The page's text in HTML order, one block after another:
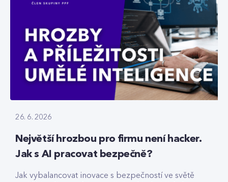
26. 6. 2026
Největší hrozbou pro firmu není hacker.
Jak s AI pracovat bezpečně?
Jak vybalancovat inovace s bezpečností ve světě